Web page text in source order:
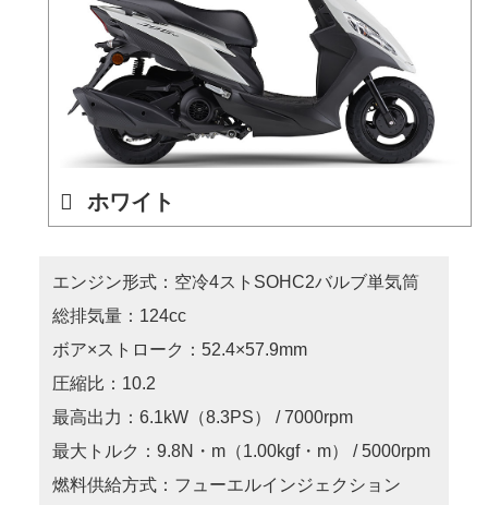
ホワイト
エンジン形式：空冷4ストSOHC2バルブ単気筒
総排気量：124cc
ボア×ストローク：52.4×57.9mm
圧縮比：10.2
最高出力：6.1kW（8.3PS） / 7000rpm
最大トルク：9.8N・m（1.00kgf・m） / 5000rpm
燃料供給方式：フューエルインジェクション